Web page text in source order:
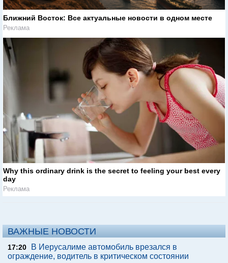
Ближний Восток: Все актуальные новости в одном месте
Реклама
Why this ordinary drink is the secret to feeling your best every
day
Реклама
ВАЖНЫЕ НОВОСТИ
17:20
В Иерусалиме автомобиль врезался в
ограждение, водитель в критическом состоянии